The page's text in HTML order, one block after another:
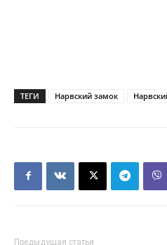
ТЕГИ Нарвский замок
Предыдущая статья